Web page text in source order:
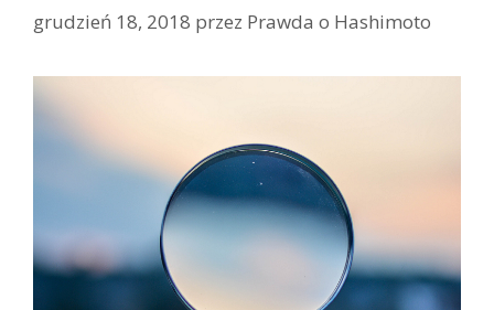
grudzień 18, 2018 przez Prawda o Hashimoto